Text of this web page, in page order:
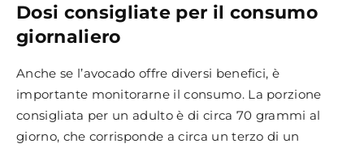
Dosi consigliate per il consumo
giornaliero
Anche se l’avocado offre diversi benefici, è
importante monitorarne il consumo. La porzione
consigliata per un adulto è di circa 70 grammi al
giorno, che corrisponde a circa un terzo di un